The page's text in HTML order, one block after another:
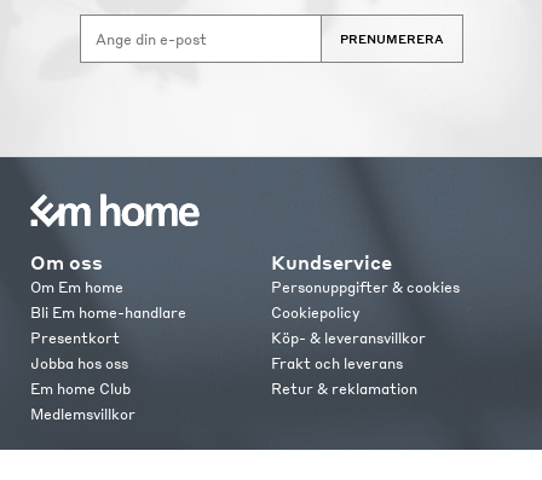
PRENUMERERA
Om oss
Om Em home
Bli Em home-handlare
Presentkort
Jobba hos oss
Em home Club
Medlemsvillkor
Kundservice
Personuppgifter & cookies
Cookiepolicy
Köp- & leveransvillkor
Frakt och leverans
Retur & reklamation